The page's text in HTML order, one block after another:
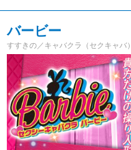
バービー
すすきの／キャバクラ（セクキャバ）